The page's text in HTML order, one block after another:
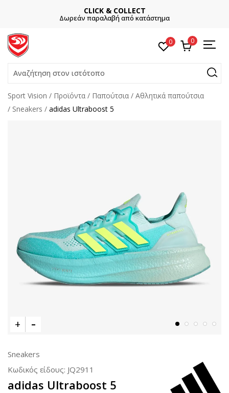
CLICK & COLLECT
Δωρεάν παραλαβή από κατάστημα
0 0
Αναζήτηση στον ιστότοπο
Sport Vision Προϊόντα Παπούτσια
Αθλητικά παπούτσια
Sneakers
adidas Ultraboost 5
Sneakers
Κωδικός είδους: JQ2911
adidas Ultraboost 5